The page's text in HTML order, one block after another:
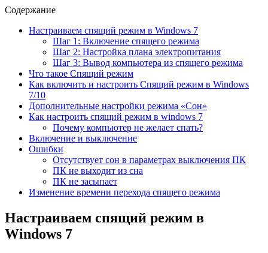
Содержание
Настраиваем спящий режим в Windows 7
Шаг 1: Включение спящего режима
Шаг 2: Настройка плана электропитания
Шаг 3: Вывод компьютера из спящего режима
Что такое Спящий режим
Как включить и настроить Спящий режим в Windows
7/10
Дополнительные настройки режима «Сон»
Как настроить спящий режим в windows 7
Почему компьютер не желает спать?
Включение и выключение
Ошибки
Отсутствует сон в параметрах выключения ПК
ПК не выходит из сна
ПК не засыпает
Изменение времени перехода спящего режима
Настраиваем спящий режим в
Windows 7